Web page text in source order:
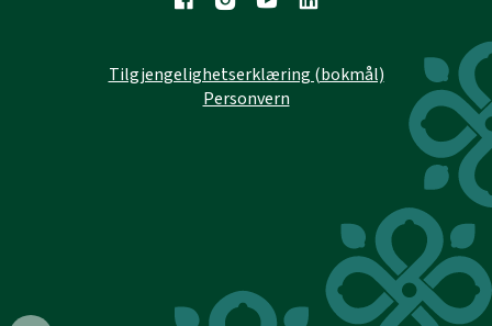
Tilgjengelighetserklæring (bokmål)
Personvern